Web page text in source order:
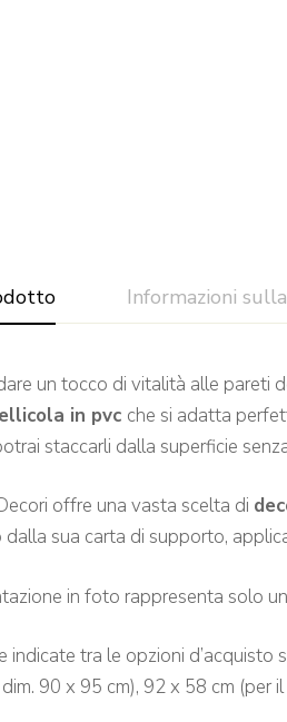
Informazioni
un tocco di vitalità alle pareti
in pvc che si adatta
staccarli dalla superficie
offre una vasta scelta di
dalla sua carta di supporto,
in foto rappresenta solo
indicate tra le opzioni
90 x 95 cm), 92 x 58 cm (per